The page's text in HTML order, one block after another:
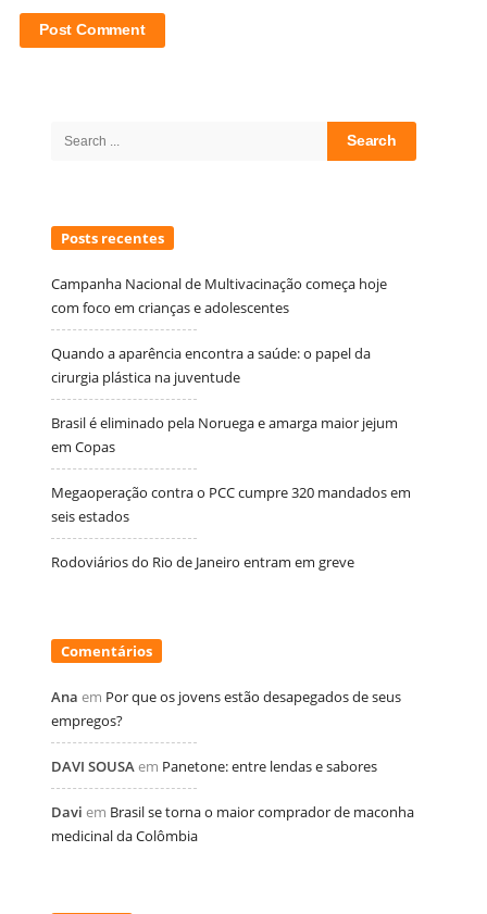
Search
Posts recentes
Campanha Nacional de Multivacinação começa hoje
com foco em crianças e adolescentes
Quando a aparência encontra a saúde: o papel da
cirurgia plástica na juventude
Brasil é eliminado pela Noruega e amarga maior jejum
em Copas
Megaoperação contra o PCC cumpre 320 mandados em
seis estados
Rodoviários do Rio de Janeiro entram em greve
Comentários
Ana em Por que os jovens estão desapegados de seus
empregos?
DAVI SOUSAem Panetone: entre lendas e sabores
Davi em Brasil se torna o maior comprador de maconha
medicinal da Colômbia